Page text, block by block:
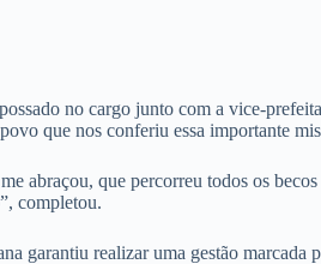
no cargo junto com a vice-
que nos conferiu essa importante
abraçou, que percorreu todos os
completou.
garantiu realizar uma gestão marcada